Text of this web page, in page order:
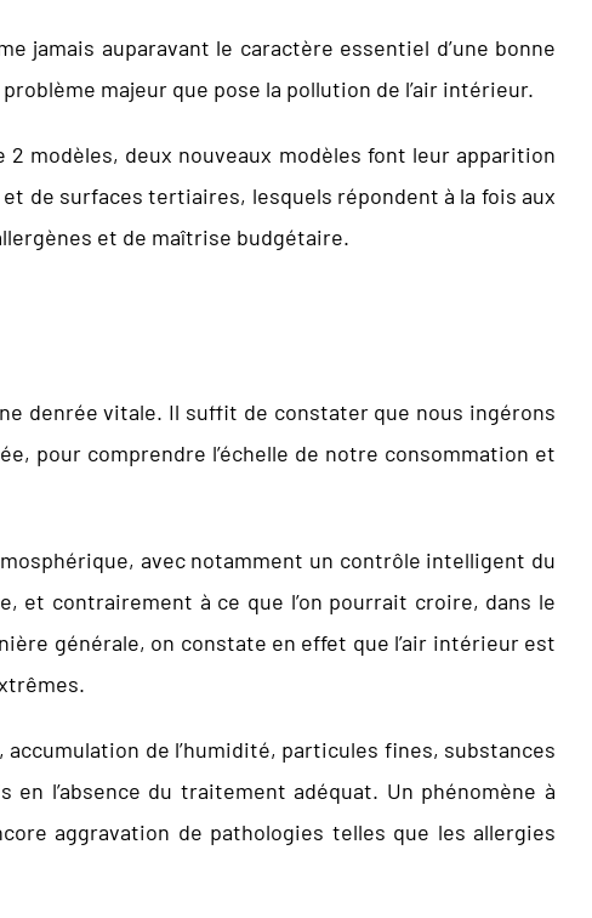
jamais auparavant le caractère essentiel d’une bonne
majeur que pose la pollution de l’air intérieur.
2 modèles, deux nouveaux modèles font leur apparition
de surfaces tertiaires, lesquels répondent à la fois aux
et de maîtrise budgétaire.
denrée vitale. Il suffit de constater que nous ingérons
pour comprendre l’échelle de notre consommation et
avec notamment un contrôle intelligent du
et contrairement à ce que l’on pourrait croire, dans le
générale, on constate en effet que l’air intérieur est
de l’humidité, particules fines, substances
l’absence du traitement adéquat. Un phénomène à
aggravation de pathologies telles que les allergies